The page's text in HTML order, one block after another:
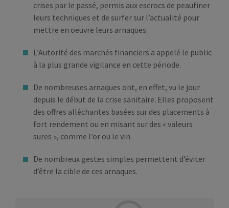
crises par le passé, permis aux escrocs de peaufiner
leurs techniques et de surfer sur l’actualité pour
mettre en oeuvre leurs arnaques.
L’Autorité des marchés financiers a appelé le public
à la plus grande vigilance en cette période.
De nombreuses arnaques ont, en effet, vu le jour
depuis le début de la crise sanitaire. Elles proposent
des offres alléchantes basées sur des placements à
fort rendement ou en misant sur des « valeurs
sures », comme l’or ou le vin.
De nombreux gestes simples permettent d’éviter
d’être la cible de ces arnaques.